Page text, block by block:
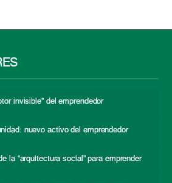
invisible” del emprendedor
nuevo activo del emprendedor
la “arquitectura social” para emprender